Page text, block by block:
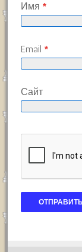
Имя *
Email *
Сайт